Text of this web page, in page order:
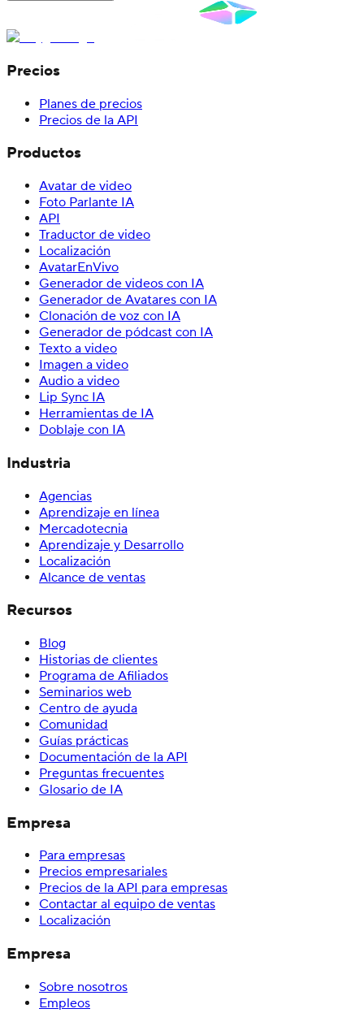
Precios
Planes de precios
Precios de la API
Productos
Avatar de video
Foto Parlante IA
API
Traductor de video
Localización
AvatarEnVivo
Generador de videos con IA
Generador de Avatares con IA
Clonación de voz con IA
Generador de pódcast con IA
Texto a video
Imagen a video
Audio a video
Lip Sync IA
Herramientas de IA
Doblaje con IA
Industria
Agencias
Aprendizaje en línea
Mercadotecnia
Aprendizaje y Desarrollo
Localización
Alcance de ventas
Recursos
Blog
Historias de clientes
Programa de Afiliados
Seminarios web
Centro de ayuda
Comunidad
Guías prácticas
Documentación de la API
Preguntas frecuentes
Glosario de IA
Empresa
Para empresas
Precios empresariales
Precios de la API para empresas
Contactar al equipo de ventas
Localización
Empresa
Sobre nosotros
Empleos